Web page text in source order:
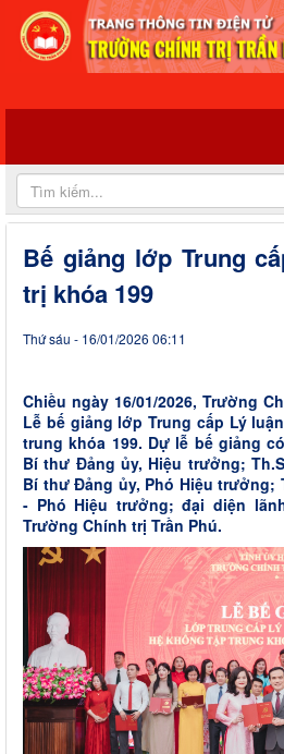
Bế giảng lớp Trung
trị khóa 199
Thứ sáu - 16/01/2026 06:11
Chiều ngày 16/01/2026, Trường
Lễ bế giảng lớp Trung cấp Lý
trung khóa 199. Dự lễ bế giảng
Bí thư Đảng ủy, Hiệu trưởng;
Bí thư Đảng ủy, Phó Hiệu trưởng;
- Phó Hiệu trưởng; đại diện
Trường Chính trị Trần Phú.